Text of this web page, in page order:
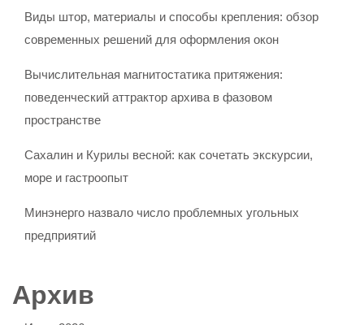
Виды штор, материалы и способы крепления: обзор
современных решений для оформления окон
Вычислительная магнитостатика притяжения:
поведенческий аттрактор архива в фазовом
пространстве
Сахалин и Курилы весной: как сочетать экскурсии,
море и гастроопыт
Минэнерго назвало число проблемных угольных
предприятий
Архив